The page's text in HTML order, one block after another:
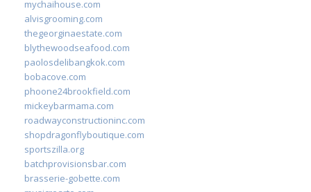
mychaihouse.com
alvisgrooming.com
thegeorginaestate.com
blythewoodseafood.com
paolosdelibangkok.com
bobacove.com
phoone24brookfield.com
mickeybarmama.com
roadwayconstructioninc.com
shopdragonflyboutique.com
sportszilla.org
batchprovisionsbar.com
brasserie-gobette.com